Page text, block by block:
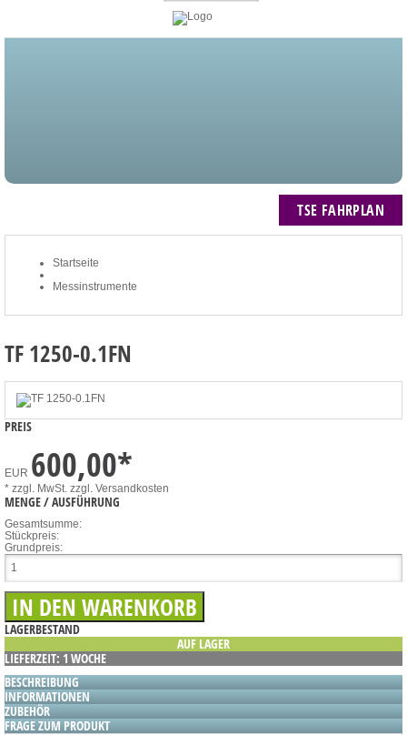
TSE FAHRPLAN
Startseite
Messinstrumente
TF 1250-0.1FN
PREIS
EUR 600,00*
* zzgl. MwSt. zzgl. Versandkosten
MENGE / AUSFÜHRUNG
Gesamtsumme:
Stückpreis:
Grundpreis:
LAGERBESTAND
AUF LAGER
LIEFERZEIT: 1 WOCHE
BESCHREIBUNG
INFORMATIONEN
ZUBEHÖR
FRAGE ZUM PRODUKT